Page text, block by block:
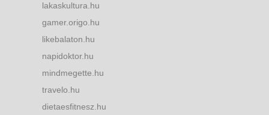
lakaskultura.hu
gamer.origo.hu
likebalaton.hu
napidoktor.hu
mindmegette.hu
travelo.hu
dietaesfitnesz.hu